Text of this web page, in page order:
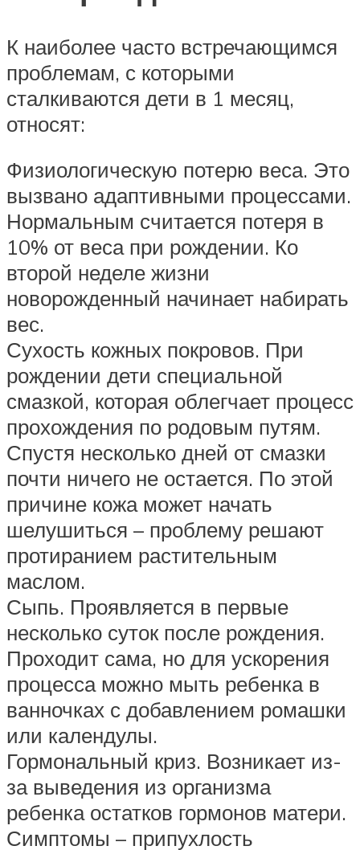
К наиболее часто встречающимся
проблемам, с которыми
сталкиваются дети в 1 месяц,
относят:
Физиологическую потерю веса. Это
вызвано адаптивными процессами.
Нормальным считается потеря в
10% от веса при рождении. Ко
второй неделе жизни
новорожденный начинает набирать
вес.
Сухость кожных покровов. При
рождении дети специальной
смазкой, которая облегчает процесс
прохождения по родовым путям.
Спустя несколько дней от смазки
почти ничего не остается. По этой
причине кожа может начать
шелушиться – проблему решают
протиранием растительным
маслом.
Сыпь. Проявляется в первые
несколько суток после рождения.
Проходит сама, но для ускорения
процесса можно мыть ребенка в
ванночках с добавлением ромашки
или календулы.
Гормональный криз. Возникает из-
за выведения из организма
ребенка остатков гормонов матери.
Симптомы – припухлость